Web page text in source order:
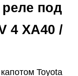
под
4 XA40 /